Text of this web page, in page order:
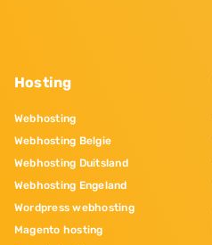
Hosting
Webhosting
Webhosting Belgie
Webhosting Duitsland
Webhosting Engeland
Wordpress webhosting
Magento hosting